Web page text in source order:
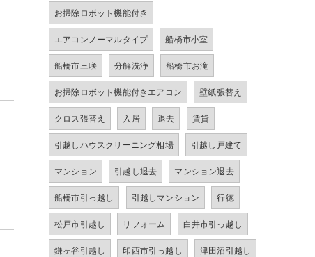
お掃除ロボット機能付き
エアコンノーマルタイプ 船橋市小室
船橋市三咲 分解洗浄 船橋市お滝
お掃除ロボット機能付きエアコン 壁紙張替え
クロス張替え 入居 退去 賃貸
引越しハウスクリーニング相場 引越し戸建て
マンション 引越し退去 マンション退去
船橋市引っ越し 引越しマンション 行徳
松戸市引越し リフォーム 白井市引っ越し
鎌ヶ谷引越し 印西市引っ越し 津田沼引越し